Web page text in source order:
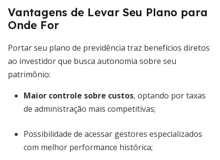
Vantagens de Levar Seu Plano para
Onde For
Portar seu plano de previdência traz benefícios diretos
ao investidor que busca autonomia sobre seu
patrimônio:
Maior controle sobre custos, optando por taxas
de administração mais competitivas;
Possibilidade de acessar gestores especializados
com melhor performance histórica;